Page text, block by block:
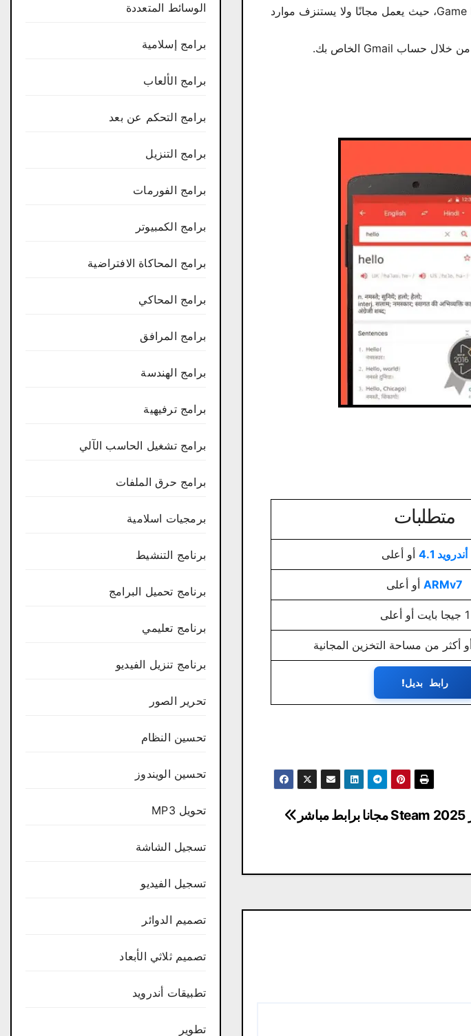
تنزيل المحاكي على الكمبيوتر. من الممكن تنزيل محاكي BlueStacks أو محاكي Game Loop، حيث يعمل مجانًا ولا يستنزف موارد
متطلبات
أندرويد 4.1 أو أعلى
ARMv7 أو أعلى
1 جيجا بايت أو أعلى
رابط بديل!
الوسائط المتعددة
برامج إسلامية
برامج الألعاب
برامج التحكم عن بعد
برامج التنزيل
برامج الفورمات
برامج الكمبيوتر
برامج المحاكاة الافتراضية
برامج المحاكي
برامج المرافق
برامج الهندسة
برامج ترفيهية
برامج تشغيل الحاسب الآلي
برامج حرق الملفات
برمجيات اسلامية
برنامج التنشيط
برنامج تحميل البرامج
برنامج تعليمي
برنامج تنزيل الفيديو
تحرير الصور
تحسين النظام
تحسين الويندوز
تحويل MP3
تسجيل الشاشة
تسجيل الفيديو
تصميم الدوائر
تصميم ثلاثي الأبعاد
تطبيقات أندرويد
تطوير